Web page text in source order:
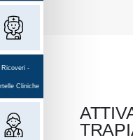
Ricoveri -
Cliniche